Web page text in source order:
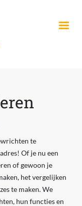
te
Of je nu een
of gewoon je
het vergelijken
te maken. We
hun functies en